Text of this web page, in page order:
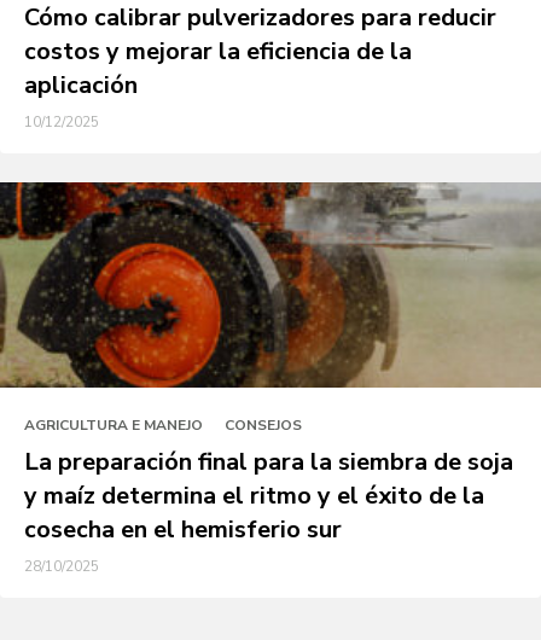
Cómo calibrar pulverizadores para reducir
costos y mejorar la eficiencia de la
aplicación
10/12/2025
AGRICULTURA E MANEJO CONSEJOS
La preparación final para la siembra de soja
y maíz determina el ritmo y el éxito de la
cosecha en el hemisferio sur
28/10/2025